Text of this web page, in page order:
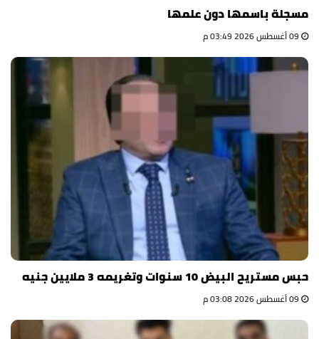
مسجلة باسمها دون علمها
حبس مستريح البيض 10 سنوات وتغريمه 3 ملايين جنيه